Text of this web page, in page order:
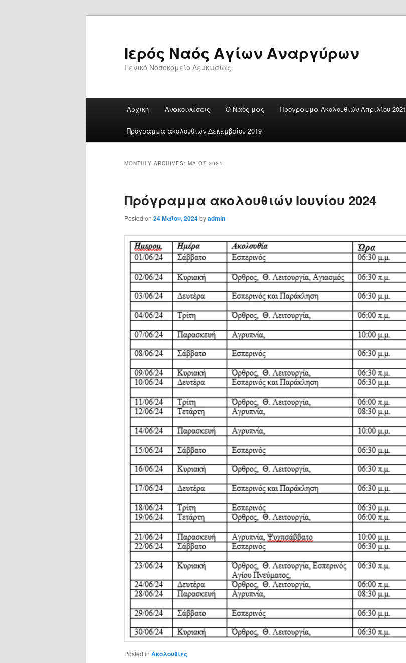
Ιερός Ναός Αγίων Αναργύρων
Γενικό Νοσοκομείο Λευκωσίας
Αρχική Ανακοινώσεις Ο Ναός μας Πρόγραμμα Ακολουθιών Απριλίου 2021
Πρόγραμμα ακολουθιών Δεκεμβρίου 2019
MONTHLY ARCHIVES: ΜΆΙΟΣ 2024
Πρόγραμμα ακολουθιών Ιουνίου 2024
Posted on 24 Μαΐου, 2024byadmin
Posted in Ακολουθίες